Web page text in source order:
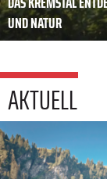
UND NATUR
AKTUELL